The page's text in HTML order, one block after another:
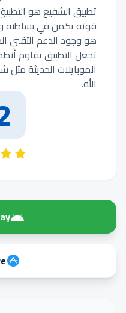
تطبيق الشفيع هو
قوته يكمن في بساطته
هو وجود الدعم التقني
تجعل التطبيق يقاوم
الموبايلات الحديثة
الله.